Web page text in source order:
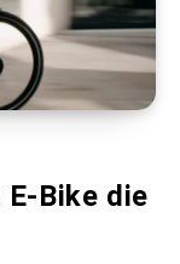
Bike die